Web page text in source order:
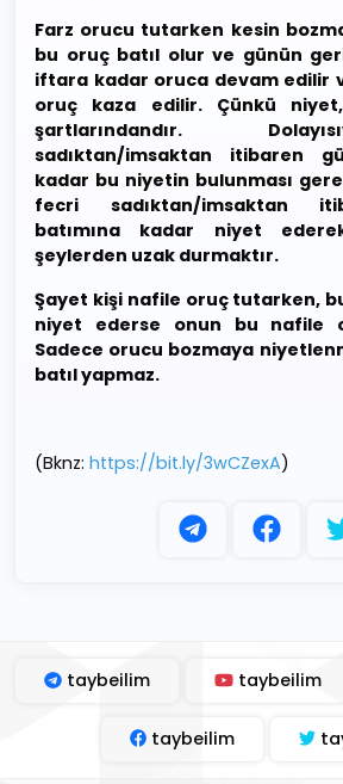
Farz orucu tutarken kesin
bu oruç batıl olur ve günün
iftara kadar oruca devam edilir
oruç kaza edilir. Çünkü
şartlarındandır.
sadıktan/imsaktan itibaren
kadar bu niyetin bulunması
fecri sadıktan/imsaktan
batımına kadar niyet
şeylerden uzak durmaktır.
Şayet kişi nafile oruç tutarken,
niyet ederse onun bu nafile
Sadece orucu bozmaya
batıl yapmaz.
(Bknz: https://bit.ly/3wCZexA)
taybeilim taybeilim
taybeilim